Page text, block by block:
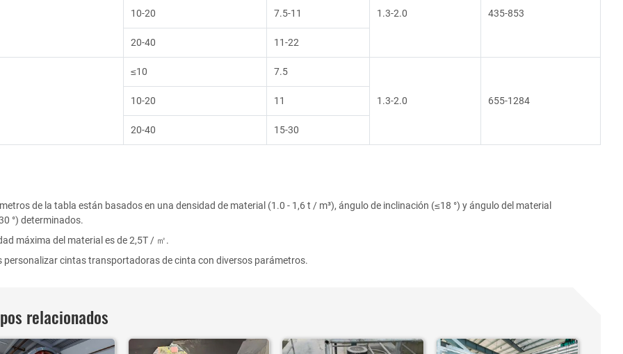
1.3-2.0 435-853
10-20 7.5-11
20-40 11-22
≤10 7.5
1.3-2.0 655-1284
10-20 11
20-40 15-30
de la tabla están basados en una densidad de material (1.0 - 1,6 t / m³), ángulo de inclinación (≤18 °) y ángulo del material
°) determinados.
máxima del material es de 2,5T / ㎡.
personalizar cintas transportadoras de cinta con diversos parámetros.
relacionados